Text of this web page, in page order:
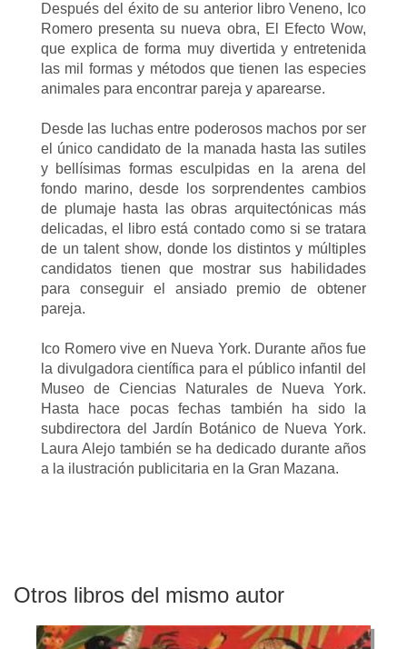
Después del éxito de su anterior libro Veneno, Ico
Romero presenta su nueva obra, El Efecto Wow,
que explica de forma muy divertida y entretenida
las mil formas y métodos que tienen las especies
animales para encontrar pareja y aparearse.
Desde las luchas entre poderosos machos por ser
el único candidato de la manada hasta las sutiles
y bellísimas formas esculpidas en la arena del
fondo marino, desde los sorprendentes cambios
de plumaje hasta las obras arquitectónicas más
delicadas, el libro está contado como si se tratara
de un talent show, donde los distintos y múltiples
candidatos tienen que mostrar sus habilidades
para conseguir el ansiado premio de obtener
pareja.
Ico Romero vive en Nueva York. Durante años fue
la divulgadora científica para el público infantil del
Museo de Ciencias Naturales de Nueva York.
Hasta hace pocas fechas también ha sido la
subdirectora del Jardín Botánico de Nueva York.
Laura Alejo también se ha dedicado durante años
a la ilustración publicitaria en la Gran Mazana.
Otros libros del mismo autor